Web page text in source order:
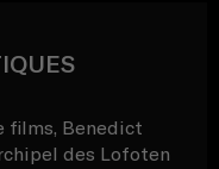
films, Benedict
des Lofoten